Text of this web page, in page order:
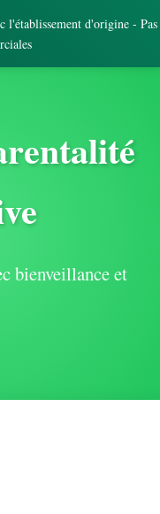
d'origine - Pas
bienveillance et